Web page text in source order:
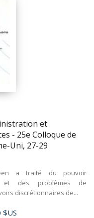
et
- 25e Colloque de
Uni, 27-29
a traité du pouvoir
et des problèmes de
discrétionnaires de...